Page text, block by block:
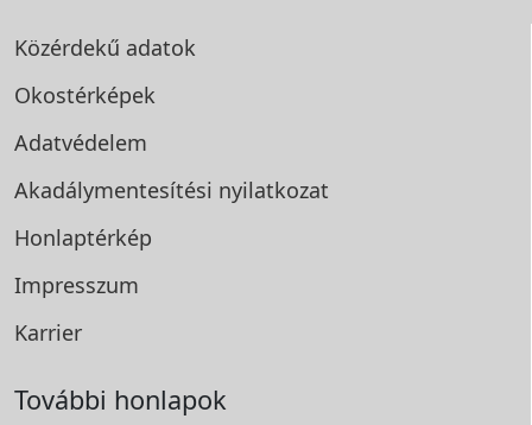
Közérdekű adatok
Okostérképek
Adatvédelem
Akadálymentesítési nyilatkozat
Honlaptérkép
Impresszum
Karrier
További honlapok